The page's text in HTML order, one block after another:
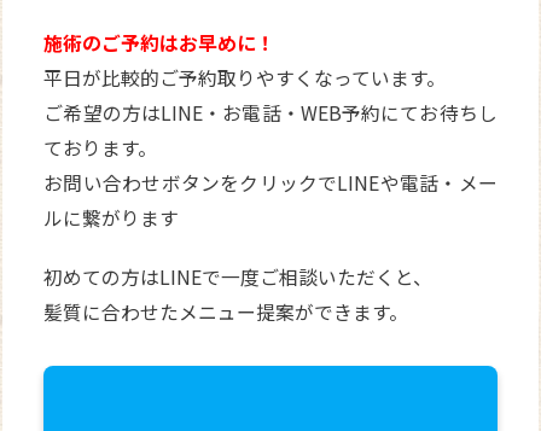
施術のご予約はお早めに！
平日が比較的ご予約取りやすくなっています。
ご希望の方はLINE・お電話・WEB予約にてお待ちし
ております。
お問い合わせボタンをクリックでLINEや電話・メー
ルに繋がります
初めての方はLINEで一度ご相談いただくと、
髪質に合わせたメニュー提案ができます。